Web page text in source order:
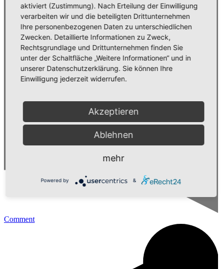
Comment
aktiviert (Zustimmung). Nach Erteilung der Einwilligung
verarbeiten wir und die beteiligten Drittunternehmen
Ihre personenbezogenen Daten zu unterschiedlichen
Zwecken. Detaillierte Informationen zu Zweck,
Rechtsgrundlage und Drittunternehmen finden Sie
unter der Schaltfläche „Weitere Informationen“ und in
unserer Datenschutzerklärung. Sie können Ihre
Einwilligung jederzeit widerrufen.
Akzeptieren
Ablehnen
mehr
Powered by &